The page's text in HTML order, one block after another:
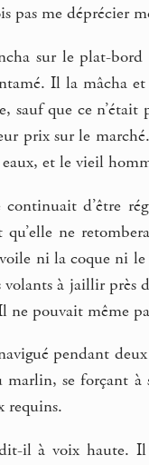
pas me déprécier
sur le plat-
Il la mâcha
sauf que ce
prix sur le
eaux, et le vieil
continuait d’être
qu’elle ne
ni la coque ni le
volants à jaillir près
ne pouvait même
pendant
marlin, se forçant à
requins.
il à voix haute. Il